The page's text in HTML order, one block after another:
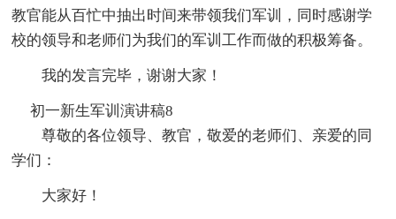
教官能从百忙中抽出时间来带领我们军训，同时感谢学
校的领导和老师们为我们的军训工作而做的积极筹备。
我的发言完毕，谢谢大家！
初一新生军训演讲稿8
尊敬的各位领导、教官，敬爱的老师们、亲爱的同
学们：
大家好！